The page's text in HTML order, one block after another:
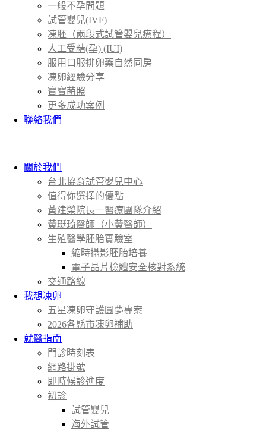
一般不孕問題
試管嬰兒(IVF)
凍胚（兩段式試管嬰兒療程）
人工受精(孕) (IUI)
服用口服排卵藥自然同房
凍卵經驗分享
寶寶萌照
更多成功案例
聯絡我們
關於我們
台北協育試管嬰兒中心
值得你選擇的優點
黃建榮院長－醫療團隊介紹
黃珽琦醫師（小黃醫師）
生殖醫學胚胎實驗室
縮時攝影胚胎培養
電子晶片檢體安全核對系統
交通路線
我想凍卵
五星凍卵守護圓夢專案
2026各縣市凍卵補助
就醫指南
門診時刻表
網路掛號
即時候診進度
初診
試管嬰兒
海外試管